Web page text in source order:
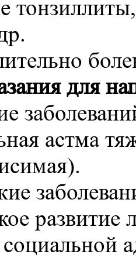
для
астма
развитие